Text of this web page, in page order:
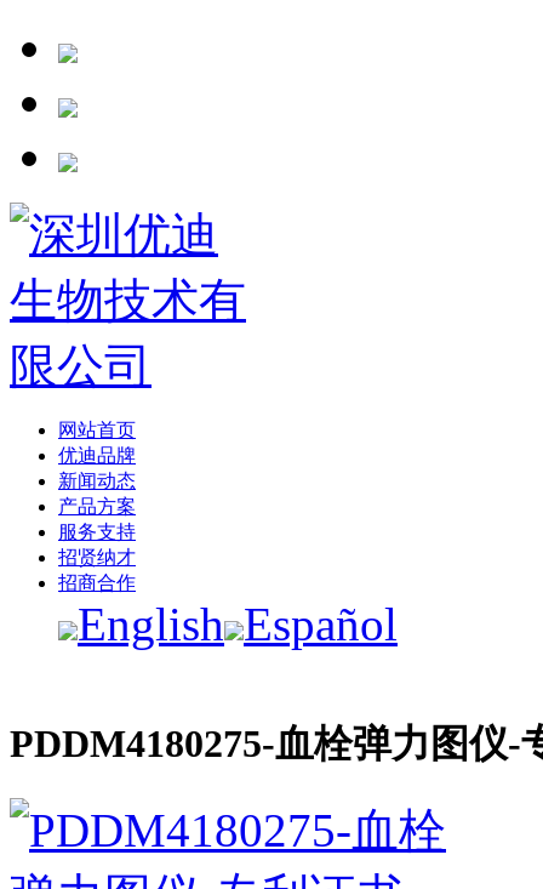
网站首页
优迪品牌
新闻动态
产品方案
服务支持
招贤纳才
招商合作
English Español
PDDM4180275-血栓弹力图仪-